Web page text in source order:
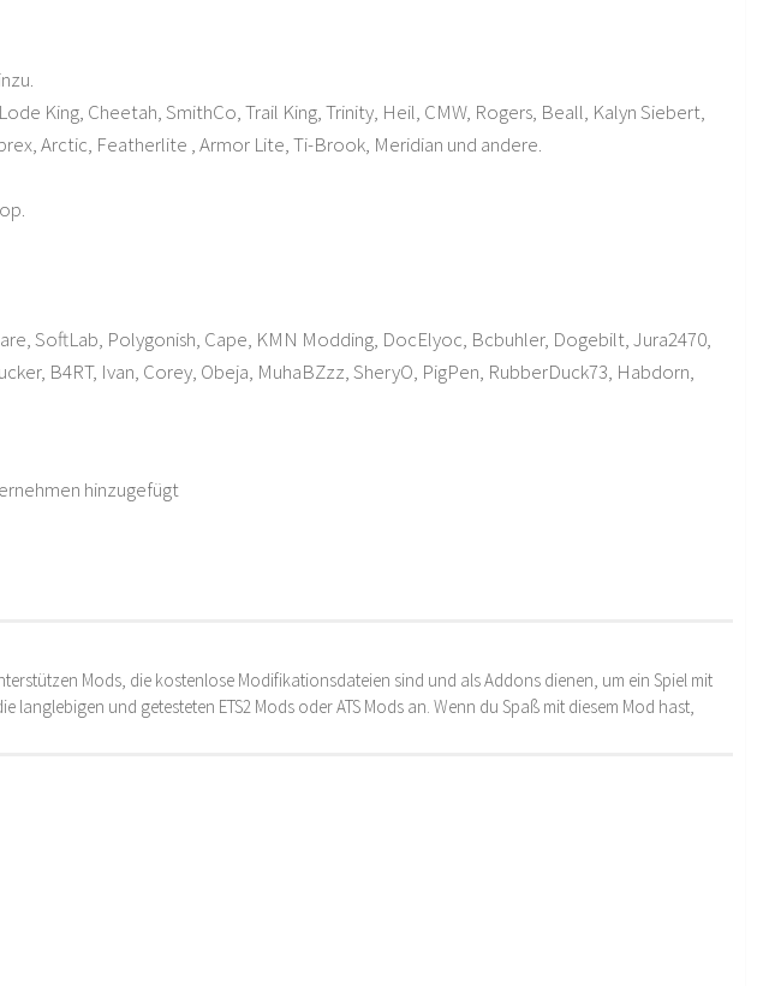
King, Cheetah, SmithCo, Trail King, Trinity, Heil, CMW, Rogers, Beall, Kalyn Siebert,
Arctic, Featherlite , Armor Lite, Ti-Brook, Meridian und andere.
SoftLab, Polygonish, Cape, KMN Modding, DocElyoc, Bcbuhler, Dogebilt, Jura2470,
B4RT, Ivan, Corey, Obeja, MuhaBZzz, SheryO, PigPen, RubberDuck73, Habdorn,
hinzugefügt
Mods, die kostenlose Modifikationsdateien sind und als Addons dienen, um ein Spiel mit
und getesteten ETS2 Mods oder ATS Mods an. Wenn du Spaß mit diesem Mod hast,